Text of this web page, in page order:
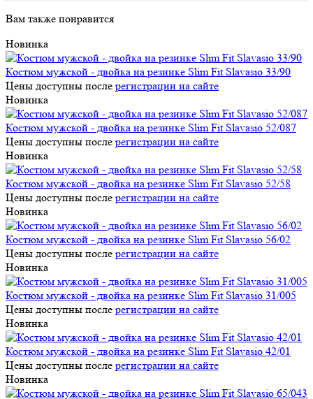
Вам также понравится
Новинка
Костюм мужской - двойка на резинке Slim Fit Slavasio 33/90
Цены доступны после регистрации на сайте
Новинка
Костюм мужской - двойка на резинке Slim Fit Slavasio 52/087
Цены доступны после регистрации на сайте
Новинка
Костюм мужской - двойка на резинке Slim Fit Slavasio 52/58
Цены доступны после регистрации на сайте
Новинка
Костюм мужской - двойка на резинке Slim Fit Slavasio 56/02
Цены доступны после регистрации на сайте
Новинка
Костюм мужской - двойка на резинке Slim Fit Slavasio 31/005
Цены доступны после регистрации на сайте
Новинка
Костюм мужской - двойка на резинке Slim Fit Slavasio 42/01
Цены доступны после регистрации на сайте
Новинка